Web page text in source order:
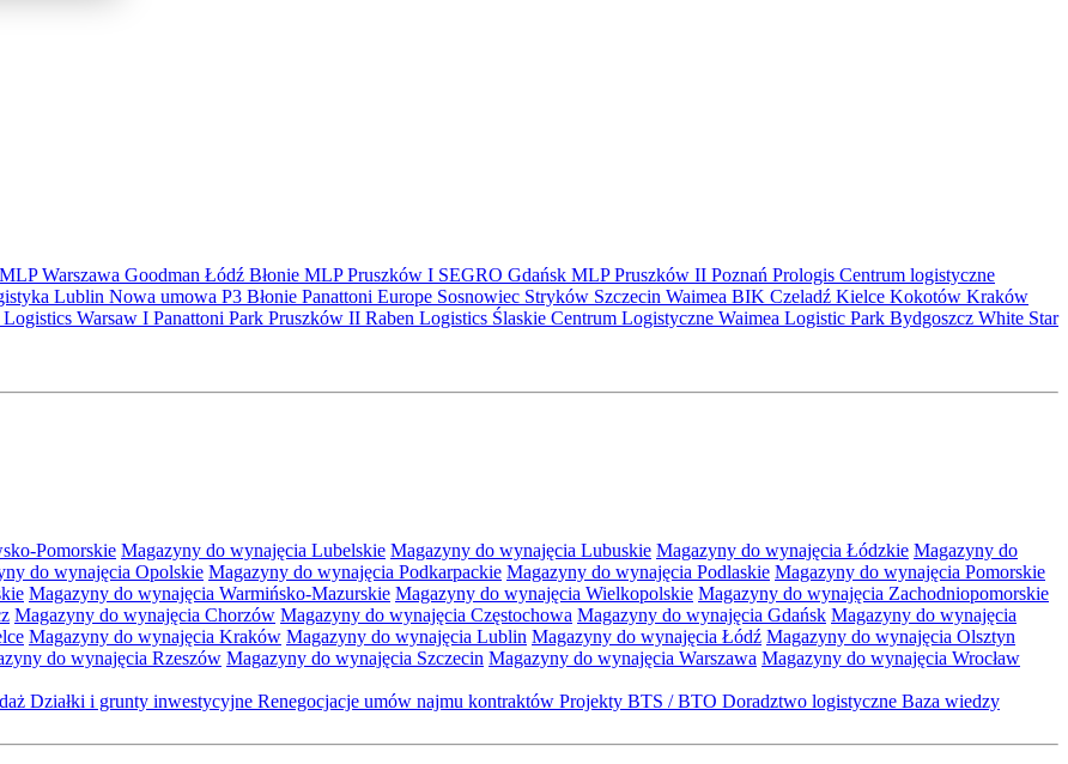
MLPWarszawa Goodman Łódź Błonie MLP Pruszków I SEGRO Gdańsk MLP Pruszków II Poznań Prologis Centrum logistyczne
Lublin Nowa umowa P3 Błonie Panattoni Europe Sosnowiec Stryków Szczecin Waimea BIK Czeladź Kielce Kokotów Kraków
Warsaw I Panattoni Park Pruszków II Raben Logistics Ślaskie Centrum Logistyczne Waimea Logistic Park Bydgoszcz White Star
Pomorskie Magazyny do wynajęcia Lubelskie Magazyny do wynajęcia Lubuskie Magazyny do wynajęcia Łódzkie Magazyny do
do wynajęcia Opolskie Magazyny do wynajęcia Podkarpackie Magazyny do wynajęcia Podlaskie Magazyny do wynajęcia Pomorskie
Magazyny do wynajęcia Warmińsko-Mazurskie Magazyny do wynajęcia Wielkopolskie Magazyny do wynajęcia Zachodniopomorskie
Magazyny do wynajęcia Chorzów Magazyny do wynajęcia Częstochowa Magazyny do wynajęcia Gdańsk Magazyny do wynajęcia
Magazyny do wynajęcia Kraków Magazyny do wynajęcia Lublin Magazyny do wynajęcia Łódź Magazyny do wynajęcia Olsztyn
do wynajęcia Rzeszów Magazyny do wynajęcia Szczecin Magazyny do wynajęcia Warszawa Magazyny do wynajęcia Wrocław
Działki i grunty inwestycyjne Renegocjacje umów najmu kontraktów Projekty BTS / BTO Doradztwo logistyczne Baza wiedzy